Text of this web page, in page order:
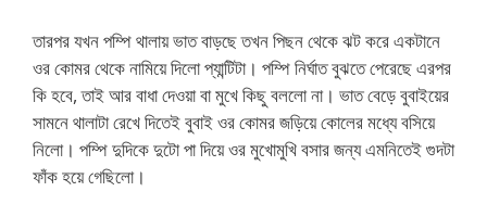
তারপর যখন পম্পি থালায় ভাত বাড়ছে তখন পিছন থেকে ঝট করে একটানে
ওর কোমর থেকে নামিয়ে দিলো প্যান্টিটা। পম্পি নির্ঘাত বুঝতে পেরেছে এরপর
কি হবে, তাই আর বাধা দেওয়া বা মুখে কিছু বললো না। ভাত বেড়ে বুবাইয়ের
সামনে থালাটা রেখে দিতেই বুবাই ওর কোমর জড়িয়ে কোলের মধ্যে বসিয়ে
নিলো। পম্পি দুদিকে দুটো পা দিয়ে ওর মুখোমুখি বসার জন্য এমনিতেই গুদটা
ফাঁক হয়ে গেছিলো।